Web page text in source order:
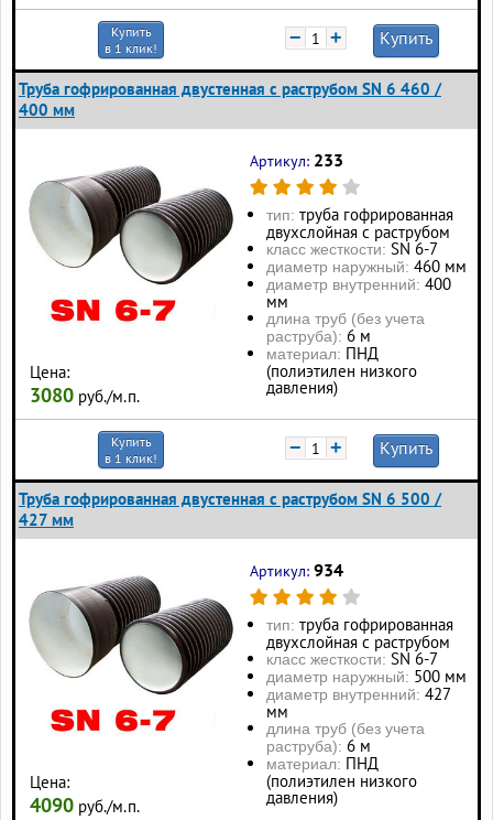
Купить
в 1 клик!
− + Купить
Труба гофрированная двустенная с раструбом SN 6 460 /
400 мм
Цена:
3080 руб./м.п.
Артикул: 233
тип: труба гофрированная
двухслойная с раструбом
класс жесткости: SN 6-7
диаметр наружный: 460 мм
диаметр внутренний: 400
мм
длина труб (без учета
раструба): 6 м
материал: ПНД
(полиэтилен низкого
давления)
Купить
в 1 клик!
− + Купить
Труба гофрированная двустенная с раструбом SN 6 500 /
427 мм
Цена:
4090 руб./м.п.
Артикул: 934
тип: труба гофрированная
двухслойная с раструбом
класс жесткости: SN 6-7
диаметр наружный: 500 мм
диаметр внутренний: 427
мм
длина труб (без учета
раструба): 6 м
материал: ПНД
(полиэтилен низкого
давления)